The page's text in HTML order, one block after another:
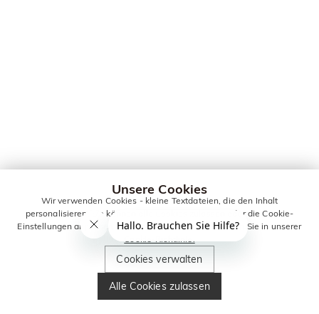
Unsere Cookies
Wir verwenden Cookies - kleine Textdateien, die den Inhalt
personalisieren. Sie können alle Cookies zulassen oder die Cookie-
Einstellungen anpassen. Weitere Informationen erhalten Sie in unserer
Cookie-Richtlinie.
Cookies verwalten
Alle Cookies zulassen